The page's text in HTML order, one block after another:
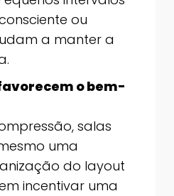
ou
a manter a
o bem-
salas
uma
do layout
incentivar uma